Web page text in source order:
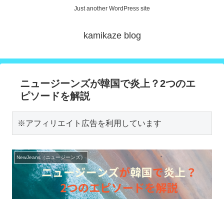
Just another WordPress site
kamikaze blog
ニュージーンズが韓国で炎上？2つのエ
ピソードを解説
※アフィリエイト広告を利用しています
NewJeans（ニュージーンズ）